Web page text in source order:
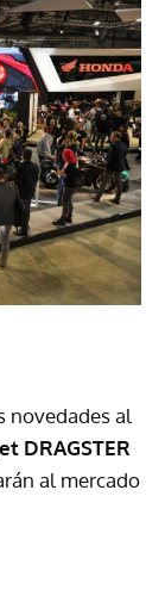
novedades al
DRAGSTER
al mercado